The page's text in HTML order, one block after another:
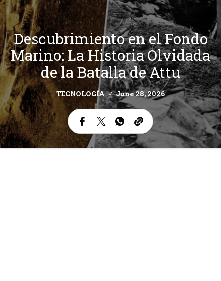
Descubrimiento en el Fondo
Marino: La Historia Olvidada
de la Batalla de Attu
TECNOLOGÍA June 28, 2026